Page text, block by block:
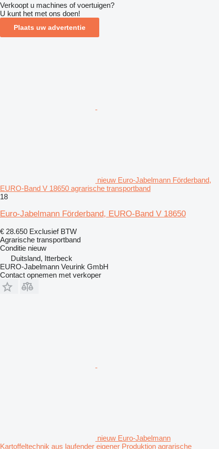
Verkoopt u machines of voertuigen?
U kunt het met ons doen!
Plaats uw advertentie
nieuw Euro-Jabelmann Förderband,
EURO-Band V 18650 agrarische transportband
18
Euro-Jabelmann Förderband, EURO-Band V 18650
€ 28.650 Exclusief BTW
Agrarische transportband
Conditie nieuw
Duitsland, Itterbeck
EURO-Jabelmann Veurink GmbH
Contact opnemen met verkoper
nieuw Euro-Jabelmann
Kartoffeltechnik aus laufender eigener Produktion agrarische